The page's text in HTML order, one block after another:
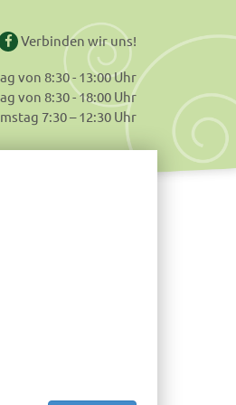
Verbinden wir uns!
von 8:30 - 13:00 Uhr
von 8:30 - 18:00 Uhr
7:30 – 12:30 Uhr